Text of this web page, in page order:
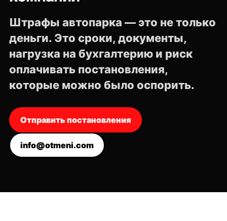
Штрафы автопарка — это не только
деньги. Это сроки, документы,
нагрузка на бухгалтерию и риск
оплачивать постановления,
которые можно было оспорить.
Отправить постановления
info@otmeni.com